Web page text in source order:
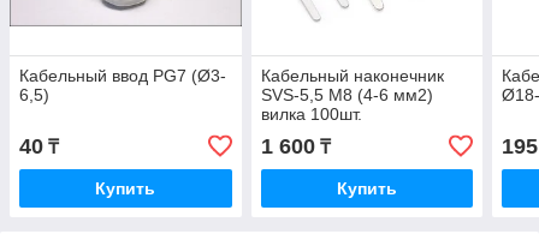
Кабельный ввод PG7 (Ø3-
6,5)
40 ₸
Купить
Кабельный наконечник
SVS-5,5 М8 (4-6 мм2)
вилка 100шт.
1 600₸
Купить
195